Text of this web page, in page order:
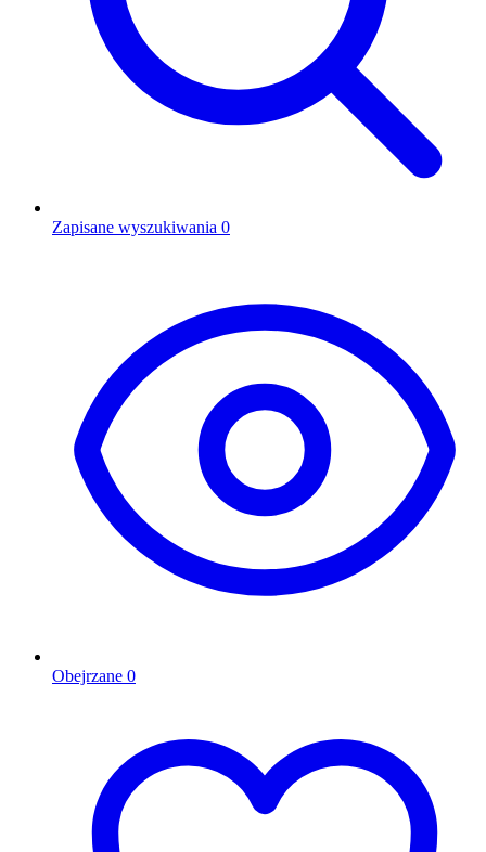
Zapisane wyszukiwania 0
Obejrzane 0